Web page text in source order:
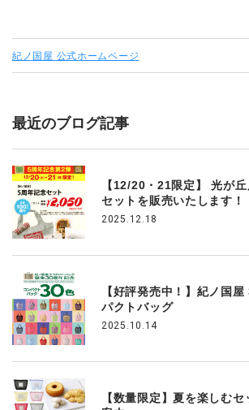
紀ノ国屋 公式ホームページ
最近のブログ記事
【12/20・21限定】 光が
セットを販売いたします！
2025.12.18
【好評発売中！】紀ノ国
パクトバッグ
2025.10.14
【数量限定】夏を楽しむ